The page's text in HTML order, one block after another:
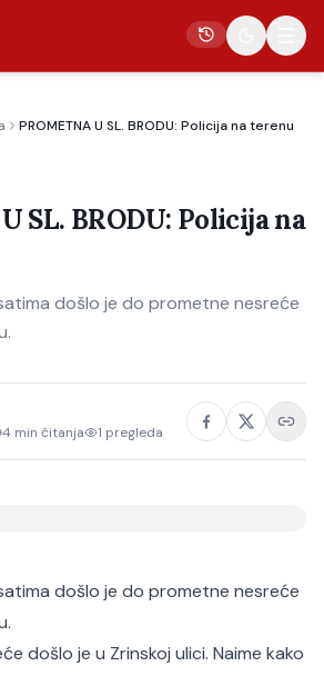
PROMETNA U SL. BRODU: Policija na terenu
SL. BRODU: Policija na
došlo je do prometne nesreće
4 min čitanja 1 pregleda
došlo je do prometne nesreće
došlo je u Zrinskoj ulici. Naime kako